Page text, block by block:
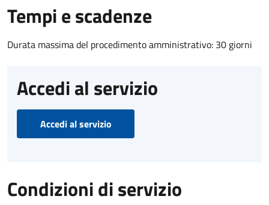
Tempi e scadenze
Durata massima del procedimento amministrativo: 30 giorni
Accedi al servizio
Accedi al servizio
Condizioni di servizio